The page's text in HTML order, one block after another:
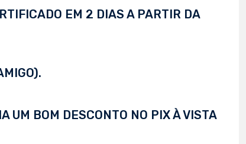
EM 2 DIAS A PARTIR DA
UM BOM DESCONTO NO PIX À VISTA